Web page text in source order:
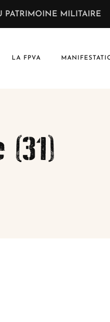
PATRIMOINE MILITAIRE
LA FPVA